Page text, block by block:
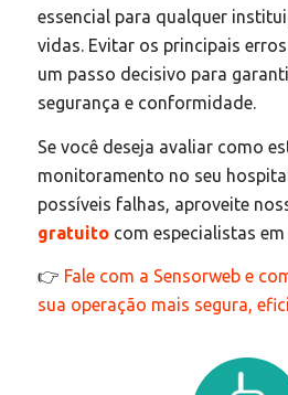
essencial para qualquer
vidas. Evitar os principais
um passo decisivo para
segurança e conformidade.
Se você deseja avaliar como
monitoramento no seu
possíveis falhas, aproveite
gratuitocom especialistas
👉 Fale com a Sensorweb e
sua operação mais segura,